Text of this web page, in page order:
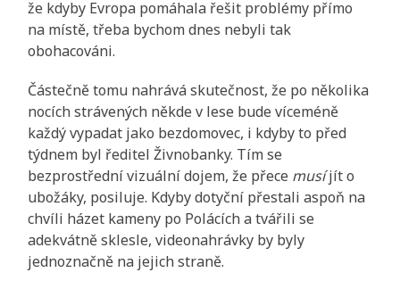
že kdyby Evropa pomáhala řešit problémy přímo
na místě, třeba bychom dnes nebyli tak
obohacováni.
Částečně tomu nahrává skutečnost, že po několika
nocích strávených někde v lese bude víceméně
každý vypadat jako bezdomovec, i kdyby to před
týdnem byl ředitel Živnobanky. Tím se
bezprostřední vizuální dojem, že přece musíjít o
ubožáky, posiluje. Kdyby dotyční přestali aspoň na
chvíli házet kameny po Polácích a tvářili se
adekvátně sklesle, videonahrávky by byly
jednoznačně na jejich straně.